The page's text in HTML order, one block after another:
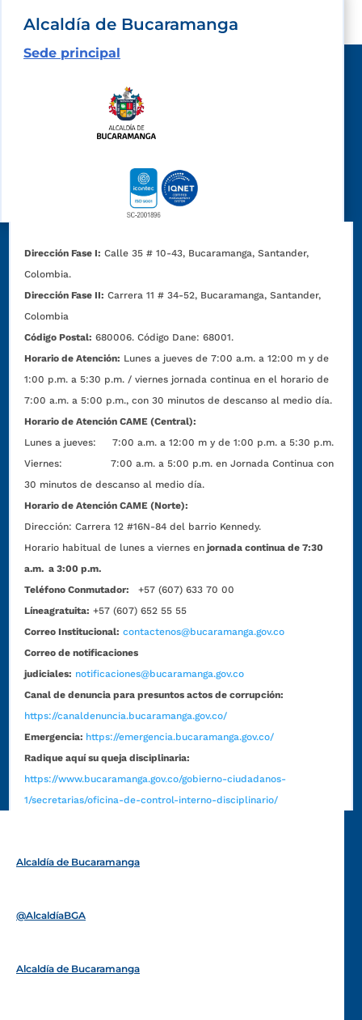
Alcaldía de Bucaramanga
Sede principal
Dirección Fase I: Calle 35 # 10-43, Bucaramanga, Santander,
Colombia.
Dirección Fase II: Carrera 11 # 34-52, Bucaramanga, Santander,
Colombia
Código Postal: 680006. Código Dane: 68001.
Horario de Atención: Lunes a jueves de 7:00 a.m. a 12:00 m y de
1:00 p.m. a 5:30 p.m. / viernes jornada continua en el horario de
7:00 a.m. a 5:00 p.m., con 30 minutos de descanso al medio día.
Horario de Atención CAME (Central):
Lunes a jueves: 7:00 a.m. a 12:00 m y de 1:00 p.m. a 5:30 p.m.
Viernes: 7:00 a.m. a 5:00 p.m. en Jornada Continua con
30 minutos de descanso al medio día.
Horario de Atención CAME (Norte):
Dirección:Carrera 12 #16N-84 del barrio Kennedy.
Horario habitual de lunes a viernes en jornada continua de 7:30
a.m. a 3:00 p.m.
Teléfono Conmutador:
+57 (607) 633 70 00
Líneagratuita: +57 (607) 652 55 55
Correo Institucional: contactenos@bucaramanga.gov.co
Correo de notificaciones
judiciales: notificaciones@bucaramanga.gov.co
Canal de denuncia para presuntos actos de corrupción:
https://canaldenuncia.bucaramanga.gov.co/
Emergencia: https://emergencia.bucaramanga.gov.co/
Radique aquí su queja disciplinaria:
https://www.bucaramanga.gov.co/gobierno-ciudadanos-
1/secretarias/oficina-de-control-interno-disciplinario/
Alcaldía de Bucaramanga
@AlcaldíaBGA
Alcaldía de Bucaramanga